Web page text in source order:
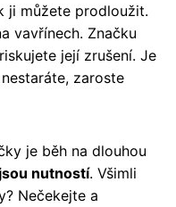
ji můžete prodloužit.
vavřínech. Značku
její zrušení. Je
zaroste
je běh na dlouhou
nutností. Všimli
Nečekejte a